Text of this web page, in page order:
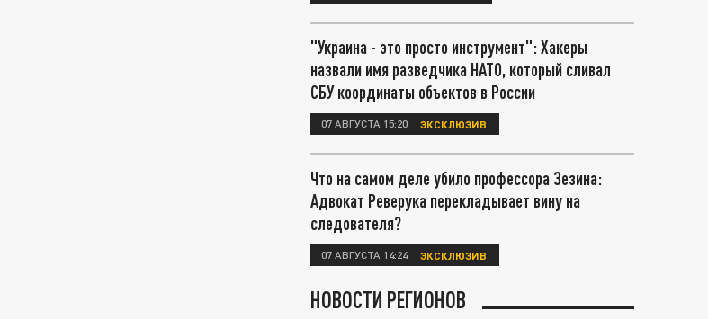
"Украина - это просто инструмент": Хакеры
назвали имя разведчика НАТО, который сливал
СБУ координаты объектов в России
07 АВГУСТА 15:20 ЭКСКЛЮЗИВ
Что на самом деле убило профессора Зезина:
Адвокат Реверука перекладывает вину на
следователя?
07 АВГУСТА 14:24 ЭКСКЛЮЗИВ
НОВОСТИ РЕГИОНОВ